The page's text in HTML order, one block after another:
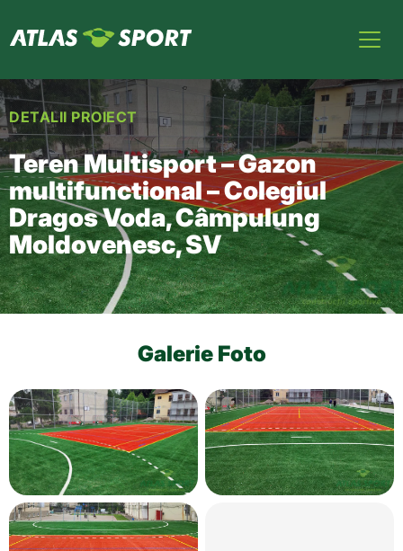
DETALII PROIECT
Teren Multisport – Gazon
multifunctional – Colegiul
Dragos Voda, Câmpulung
Moldovenesc, SV
Galerie Foto